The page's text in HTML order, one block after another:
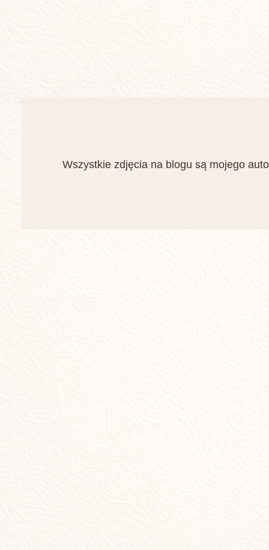
Wszystkie zdjęcia na blogu są mojego